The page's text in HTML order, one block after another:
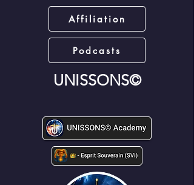
Affiliation
Podcasts
UNISSONS©